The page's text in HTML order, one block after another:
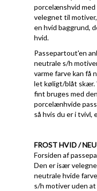
porcelænshvid
velegnet til
en hvid baggrund,
hvid.
Passepartout'en
neutrale s/h
varme farve kan få
let køligt/blåt skær.
fint bruges med
porcelænhvide
så hvis du er i tvivl,
FROST HVID /
Forsiden af
Den er især
neutrale hvide
s/h motiver uden